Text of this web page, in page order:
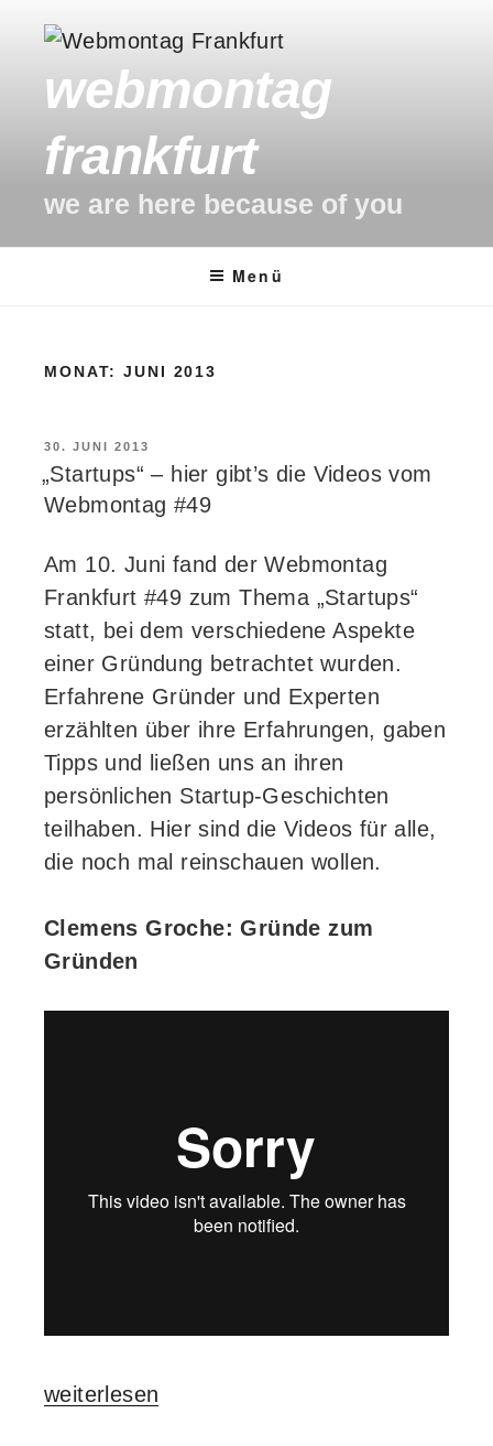
Inhalt
springen
webmontag
frankfurt
we are here because of you
Menü
MONAT: JUNI 2013
VERÖFFENTLICHT
AM
30. JUNI 2013
„Startups“ – hier gibt’s die Videos vom
Webmontag #49
Am 10. Juni fand der Webmontag
Frankfurt #49 zum Thema „Startups“
statt, bei dem verschiedene Aspekte
einer Gründung betrachtet wurden.
Erfahrene Gründer und Experten
erzählten über ihre Erfahrungen, gaben
Tipps und ließen uns an ihren
persönlichen Startup-Geschichten
teilhaben. Hier sind die Videos für alle,
die noch mal reinschauen wollen.
Clemens Groche: Gründe zum
Gründen
„„Startups“
weiterlesen